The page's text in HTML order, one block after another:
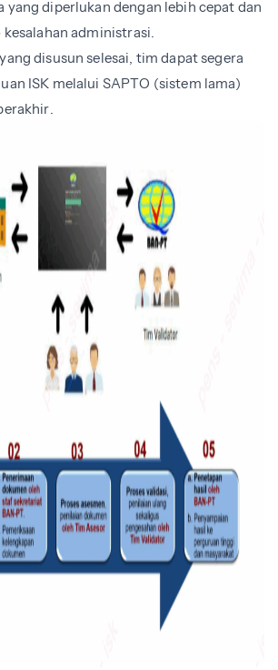
yang diperlukan dengan lebih cepat dan
administrasi.
disusun selesai, tim dapat segera
ISK melalui SAPTO (sistem lama)